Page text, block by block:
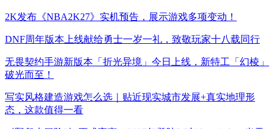
2K发布《NBA2K27》实机预告，展示游戏多项变动！
DNF周年版本上线献给勇士一岁一礼，致敬玩家十八载同行
无畏契约手游新版本「折光异境」今日上线，新特工「幻棱」
破光而至！
写实风格建造游戏怎么选｜贴近现实城市发展+真实地理形
态，这款值得一看